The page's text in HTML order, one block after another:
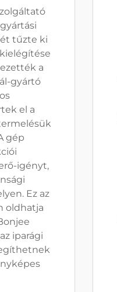
tűzte ki
a
gyártó
el a
gép
igényt,
Ez az
oldhatja
iparági